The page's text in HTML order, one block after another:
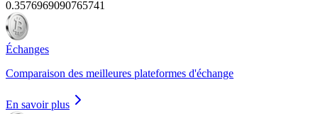
0.3576969090765741
Échanges
Comparaison des meilleures plateformes d'échange
En savoir plus